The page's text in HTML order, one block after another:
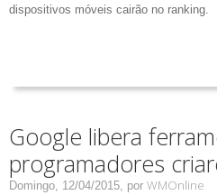
dispositivos móveis cairão no ranking.
Google libera
programadores
Domingo, 12/04/2015, por WMOnline